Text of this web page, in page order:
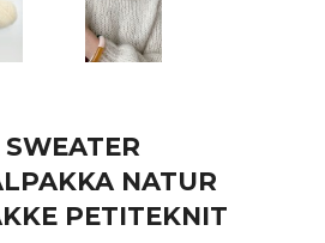
NATUR
PETITEKNIT